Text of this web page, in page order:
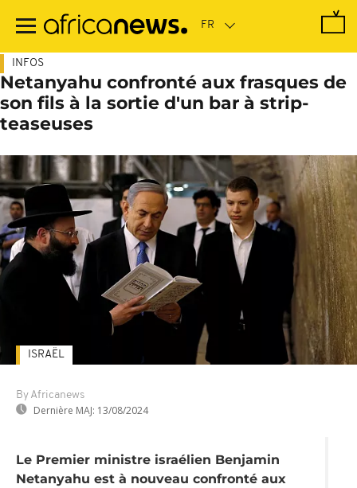
contenu
INFOS
Netanyahu confronté aux frasques de
son fils à la sortie d'un bar à strip-
teaseuses
By Africanews
Dernière MAJ: 13/08/2024
ISRAËL
Le Premier ministre israélien Benjamin
Netanyahu est à nouveau confronté aux